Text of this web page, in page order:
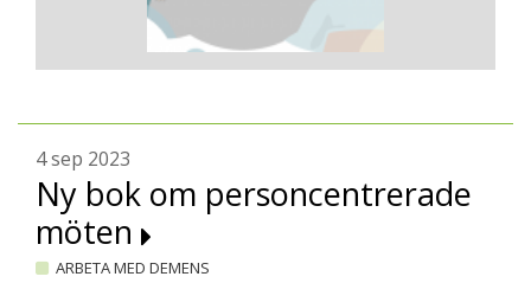
4 sep 2023
Ny bok om personcentrerade
möten
ARBETA MED DEMENS